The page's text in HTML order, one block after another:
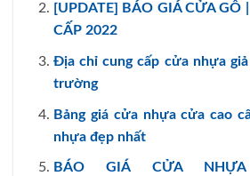
[UPDATE] BÁO GIÁ CỬA GỖ
CẤP 2022
Địa chỉ cung cấp cửa nhựa
trường
Bảng giá cửa nhựa cửa cao
nhựa đẹp nhất
BÁO GIÁ CỬA